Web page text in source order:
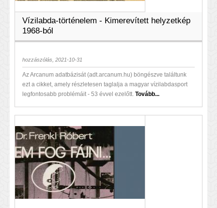
Vízilabda-történelem - Kimerevített helyzetkép
1968-ból
hozzászólás, 2021-10-31
Az Arcanum adatbázisát (adt.arcanum.hu) böngészve találtunk
ezt a cikket, amely részletesen taglalja a magyar vízilabdasport
legfontosabb problémáit - 53 évvel ezelőtt. Tovább...